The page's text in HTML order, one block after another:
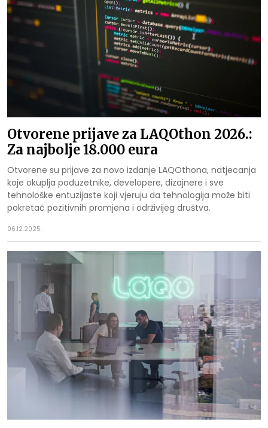
Otvorene prijave za LAQOthon 2026.:
Za najbolje 18.000 eura
Otvorene su prijave za novo izdanje LAQOthona, natjecanja
koje okuplja poduzetnike, developere, dizajnere i sve
tehnološke entuzijaste koji vjeruju da tehnologija može biti
pokretač pozitivnih promjena i održivijeg društva.
06.12.2025.